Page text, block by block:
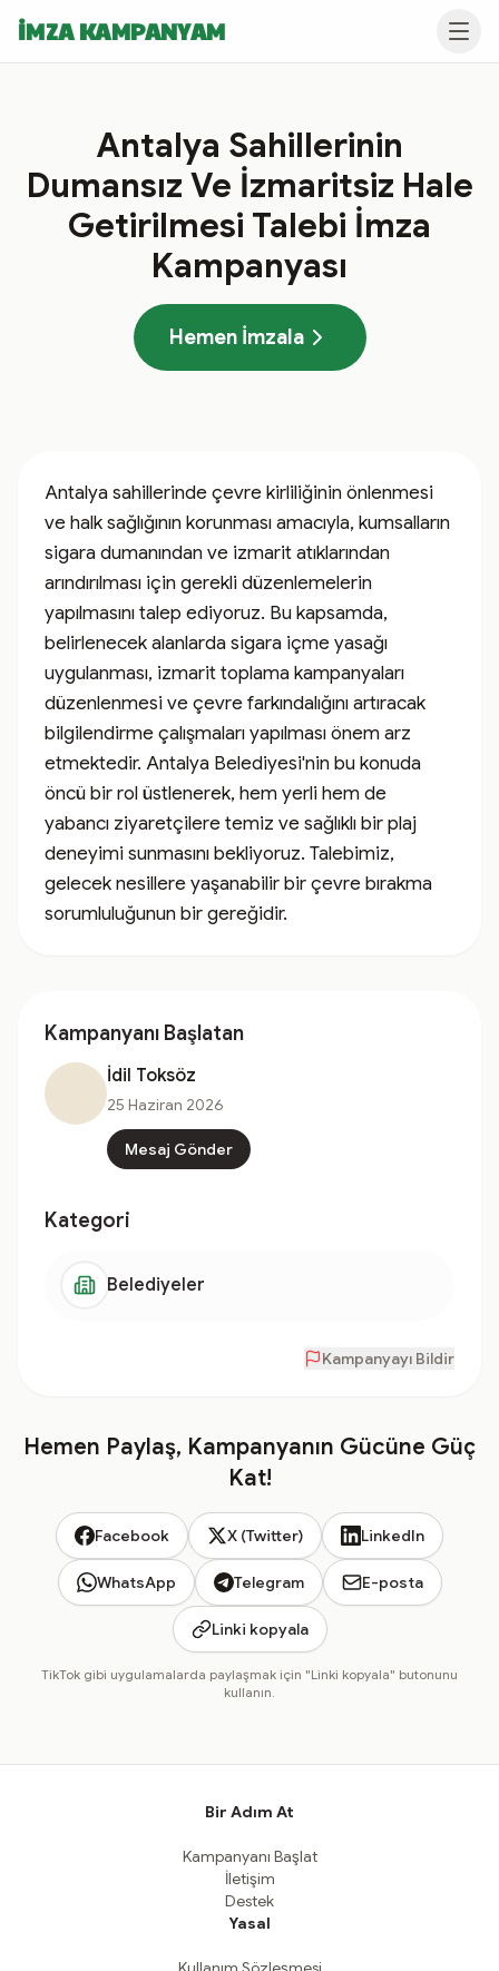
İMZA KAMPANYAM
Antalya Sahillerinin
Dumansız Ve İzmaritsiz Hale
Getirilmesi Talebi İmza
Kampanyası
Hemen İmzala
Antalya sahillerinde çevre kirliliğinin önlenmesi
ve halk sağlığının korunması amacıyla, kumsalların
sigara dumanından ve izmarit atıklarından
arındırılması için gerekli düzenlemelerin
yapılmasını talep ediyoruz. Bu kapsamda,
belirlenecek alanlarda sigara içme yasağı
uygulanması, izmarit toplama kampanyaları
düzenlenmesi ve çevre farkındalığını artıracak
bilgilendirme çalışmaları yapılması önem arz
etmektedir. Antalya Belediyesi'nin bu konuda
öncü bir rol üstlenerek, hem yerli hem de
yabancı ziyaretçilere temiz ve sağlıklı bir plaj
deneyimi sunmasını bekliyoruz. Talebimiz,
gelecek nesillere yaşanabilir bir çevre bırakma
sorumluluğunun bir gereğidir.
Kampanyanı Başlatan
İdil Toksöz
25 Haziran 2026
Mesaj Gönder
Kategori
Belediyeler
Kampanyayı Bildir
Hemen Paylaş, Kampanyanın Gücüne Güç
Kat!
Facebook X (Twitter) LinkedIn
WhatsApp Telegram E-posta
Linki kopyala
TikTok gibi uygulamalarda paylaşmak için "Linki kopyala" butonunu
kullanın.
Bir Adım At
Kampanyanı Başlat
İletişim
Destek
Yasal